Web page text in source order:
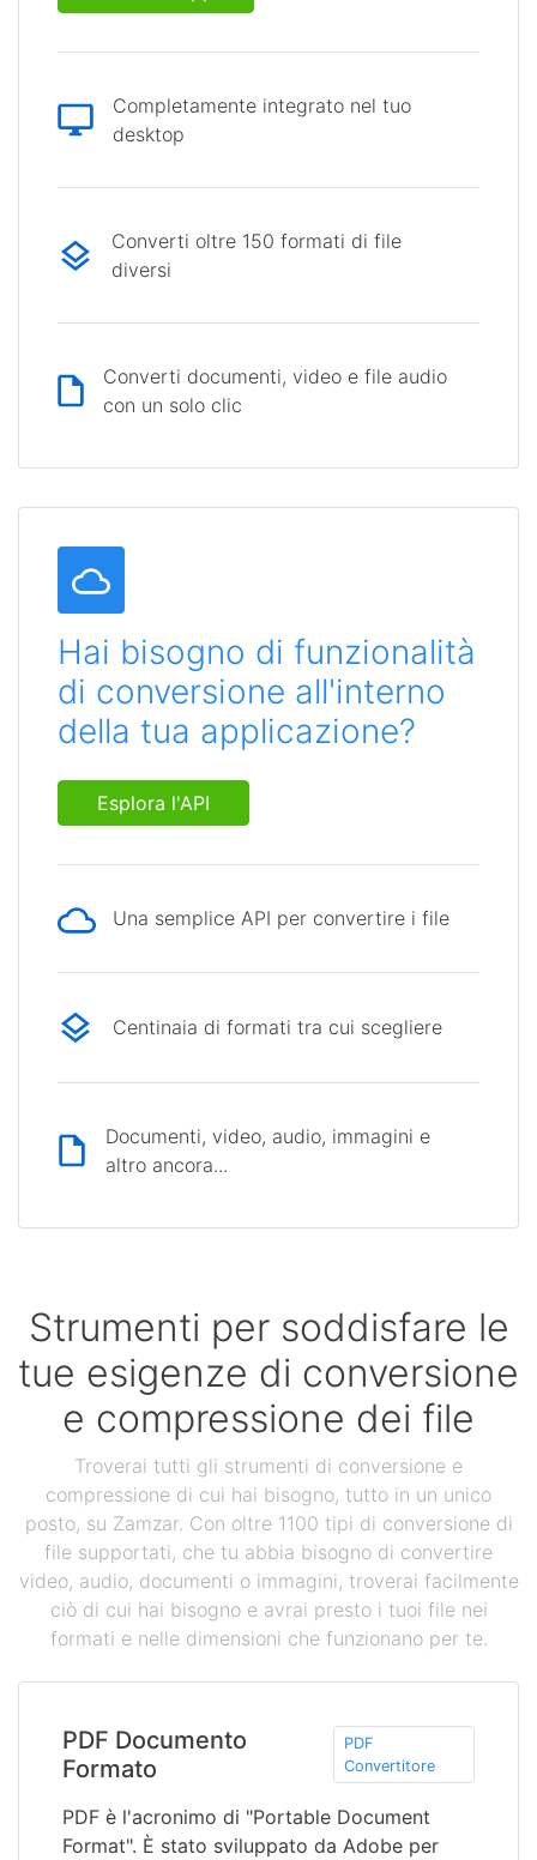
Completamente integrato nel tuo
desktop
Converti oltre 150 formati di file
diversi
Converti documenti, video e file audio
con un solo clic
Hai bisogno di funzionalità
di conversione all'interno
della tua applicazione?
Esplora l'API
Una semplice API per convertire i file
Centinaia di formati tra cui scegliere
Documenti, video, audio, immagini e
altro ancora...
Strumenti per soddisfare le
tue esigenze di conversione
e compressione dei file
Troverai tutti gli strumenti di conversione e
compressione di cui hai bisogno, tutto in un unico
posto, su Zamzar. Con oltre 1100 tipi di conversione di
file supportati, che tu abbia bisogno di convertire
video, audio, documenti o immagini, troverai facilmente
ciò di cui hai bisogno e avrai presto i tuoi file nei
formati e nelle dimensioni che funzionano per te.
PDF Documento
Formato
PDF
Convertitore
PDF è l'acronimo di "Portable Document
Format". È stato sviluppato da Adobe per